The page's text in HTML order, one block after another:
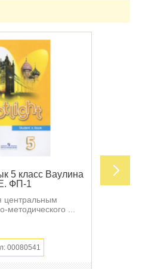
5 класс Ваулина
ФП-1
центральным
методического ...
00080541